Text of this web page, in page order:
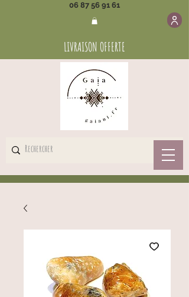
06 87 56 91 61
LIVRAISON OFFERTE